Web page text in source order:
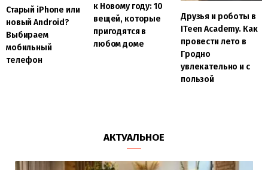
Старый iPhone или
новый Android?
Выбираем
мобильный
телефон
к Новому году: 10
вещей, которые
пригодятся в
любом доме
Друзья и роботы в
ITeen Academy. Как
провести лето в
Гродно
увлекательно и с
пользой
АКТУАЛЬНОЕ